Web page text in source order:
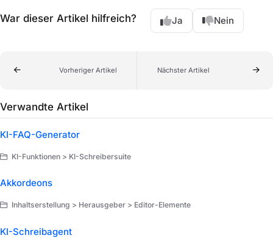
War dieser Artikel hilfreich? Ja Nein
Vorheriger Artikel Nächster Artikel
Verwandte Artikel
KI-FAQ-Generator
KI-Funktionen > KI-Schreibersuite
Akkordeons
Inhaltserstellung > Herausgeber > Editor-Elemente
KI-Schreibagent